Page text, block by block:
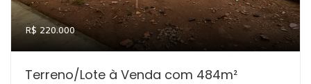
R$ 220.000
Terreno/Lote à Venda com 484m²